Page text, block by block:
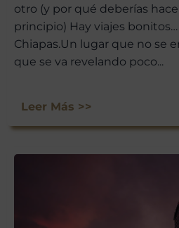
otro (y por qué deberías
principio) Hay viajes
Chiapas.Un lugar que no se
que se va revelando poco...
Leer Más >>